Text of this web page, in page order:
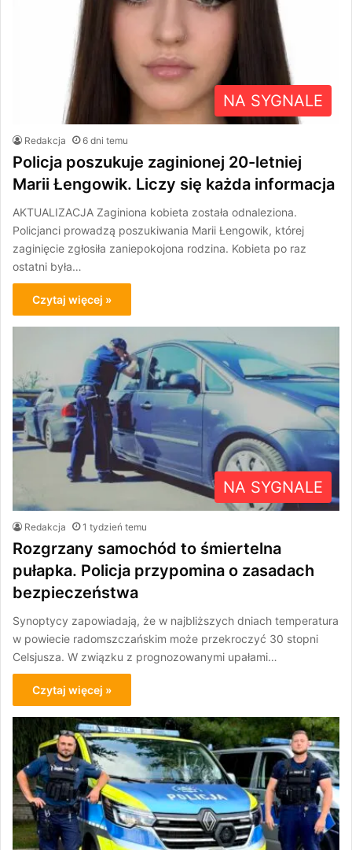
NA SYGNALE
Redakcja 6 dni temu
Policja poszukuje zaginionej 20-letniej
Marii Łengowik. Liczy się każda informacja
AKTUALIZACJA Zaginiona kobieta została odnaleziona.
Policjanci prowadzą poszukiwania Marii Łengowik, której
zaginięcie zgłosiła zaniepokojona rodzina. Kobieta po raz
ostatni była…
Czytaj więcej »
NA SYGNALE
Redakcja 1 tydzień temu
Rozgrzany samochód to śmiertelna
pułapka. Policja przypomina o zasadach
bezpieczeństwa
Synoptycy zapowiadają, że w najbliższych dniach temperatura
w powiecie radomszczańskim może przekroczyć 30 stopni
Celsjusza. W związku z prognozowanymi upałami…
Czytaj więcej »